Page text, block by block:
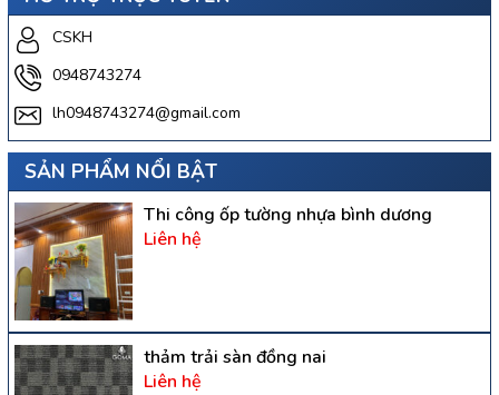
CSKH
0948743274
lh0948743274@gmail.com
SẢN PHẨM NỔI BẬT
Thi công ốp tường nhựa bình dương
Liên hệ
thảm trải sàn đồng nai
Liên hệ